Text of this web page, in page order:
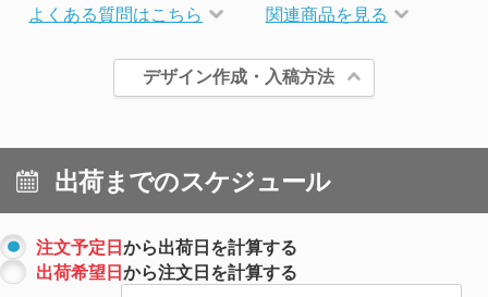
よくある質問はこちら 関連商品を見る
デザイン作成・入稿方法
出荷までのスケジュール
注文予定日から出荷日を計算する
出荷希望日から注文日を計算する